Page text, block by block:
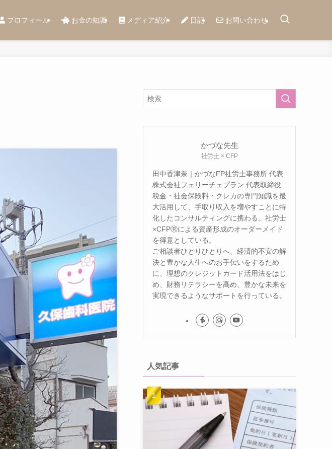
プロフィール お金の知識 メディア紹介 日記 お問い合わせ
かづな先生
社労士 × CFP
田中香津奈｜かづなFP社労士事務所 代表
株式会社フェリーチェプラン 代表取締役
税金・社会保険料・クレカの専門知識を最
大活用して、手取り収入を増やすことに特
化したコンサルティングに携わる。社労士
×CFPⓇによる資産形成のオーダーメイド
を得意としている。
ご相談者ひとりひとりへ、経済的不安の解
決と豊かな人生へのお手伝いをするため
に、理想のクレジットカード活用法をはじ
め、財務リテラシーを高め、豊かな未来を
実現できるようなサポートを行っている。
人気記事